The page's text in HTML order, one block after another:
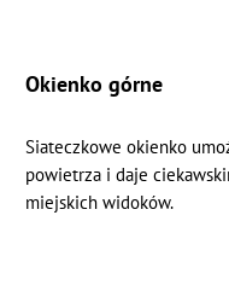
Okienko górne
Siateczkowe okienko
powietrza i daje
miejskich widoków.